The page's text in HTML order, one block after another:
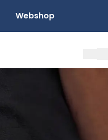
Webshop